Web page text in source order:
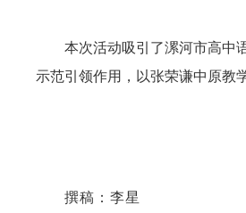
本次活动吸引了漯河市高中
示范引领作用，以张荣谦中原教
撰稿：李星